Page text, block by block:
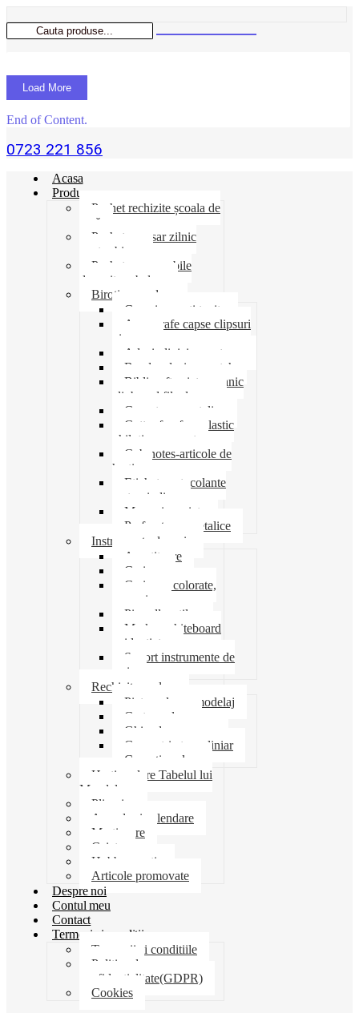
Load More
End of Content.
0723 221 856
Acasa
Produse
Pachet rechizite școala de
vară
Pachet necesar zilnic
pentru birou
Pachet consumabile
depozit-ambalare
Birotica-produse
Cosuri suporti tavite
Ace agrafe capse clipsuri
pioneze
Adeziv lipici corectoare
Banda adeziva-scotch
Biblioraft caiet mecanic
clipboard file dosare
Capsatoare metalice
Cutter foarfeca elastic
ghilotina magnet
Cub notes-articole de
hartie
Etichete autocolante
carton indigo
Mape si serviete
Perforatoare metalice
Instrumente de scris
Ascutitoare
Carioca
Creioane colorate,
mecanice
Pix roller stilou
Marker whiteboard
evidentiator
Suport instrumente de
scris
Rechizite scolare
Pictura desen modelaj
Creta scolara
Ghiozdane penare
Geometrie trusa liniar
Coperti scolare
Harti scolare Tabelul lui
Mendeleev
Plicuri
Agende si calendare
Martisoare
Caiete
Hobby creatie
Articole promovate
Despre noi
Contul meu
Contact
Termeni si conditii
Termenii si conditiile
Politica de
confidentialitate(GDPR)
Cookies